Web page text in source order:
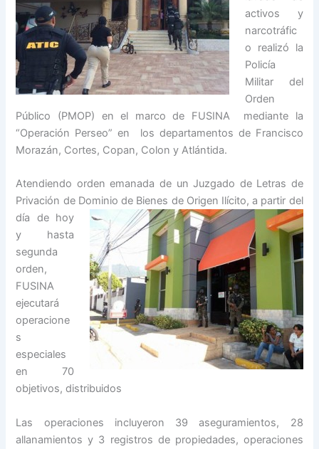
activos y
narcotráfic
o realizó la
Policía
Militar del
Orden
Público (PMOP) en el marco de FUSINA mediante la
“Operación Perseo” en los departamentos de Francisco
Morazán, Cortes, Copan, Colon y Atlántida.
Atendiendo orden emanada de un Juzgado de Letras de
Privación de Dominio de Bienes de Origen Ilícito, a partir del
día de hoy
y hasta
segunda
orden,
FUSINA
ejecutará
operacione
s
especiales
en 70
objetivos, distribuidos
Las operaciones incluyeron 39 aseguramientos, 28
allanamientos y 3 registros de propiedades, operaciones